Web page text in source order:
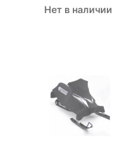
Нет в наличии